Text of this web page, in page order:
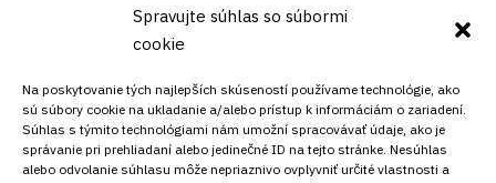
Spravujte súhlas so súbormi
cookie
Na poskytovanie tých najlepších skúseností používame technológie, ako
sú súbory cookie na ukladanie a/alebo prístup k informáciám o zariadení.
Súhlas s týmito technológiami nám umožní spracovávať údaje, ako je
správanie pri prehliadaní alebo jedinečné ID na tejto stránke. Nesúhlas
alebo odvolanie súhlasu môže nepriaznivo ovplyvniť určité vlastnosti a
KONTAKT
Mobil:
+421911072878